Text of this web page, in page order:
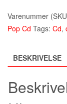
Varenummer
Pop Cd Tags: Cd,
BESKRIVELSE